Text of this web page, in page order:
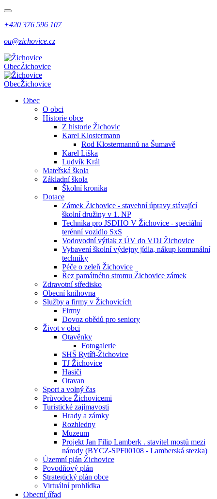
+420 376 596 107
ou@zichovice.cz
ObecŽichovice
ObecŽichovice
Obec
O obci
Historie obce
Z historie Žichovic
Karel Klostermann
Rod Klostermannů na Šumavě
Karel Liška
Ludvík Král
Mateřská škola
Základní škola
Školní kronika
Dotace
Zámek Žichovice - stavební úpravy stávající
školní družiny v 1. NP
Technika pro JSDHO V Žichovice - speciální
terénní vozidlo SxS
Vodovodní výtlak z ÚV do VDJ Žichovice
Vybavení školní výdejny jídla, nákup komunální
techniky
Péče o zeleň Žichovice
Řez památného stromu Žichovice zámek
Zdravotní středisko
Obecní knihovna
Služby a firmy v Žichovicích
Firmy
Dovoz obědů pro seniory
Život v obci
Otavěnky
Fotogalerie
SHŠ Rytíři-Žichovice
TJ Žichovice
Hasiči
Otavan
Sport a volný čas
Průvodce Žichovicemi
Turistické zajímavosti
Hrady a zámky
Rozhledny
Muzeum
Projekt Jan Filip Lamberk . stavitel mostů mezi
národy (BYCZ-SPF00108 - Lamberská stezka)
Územní plán Žichovice
Povodňový plán
Strategický plán obce
Virtuální prohlídka
Obecní úřad